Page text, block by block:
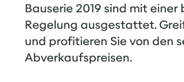
Bauserie 2019 sind mit einer
Regelung ausgestattet.
und profitieren Sie von den
Abverkaufspreisen.